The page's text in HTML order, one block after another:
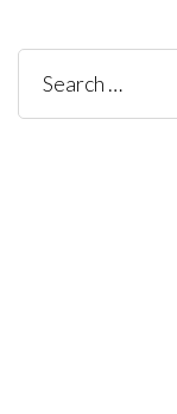
Search
for: